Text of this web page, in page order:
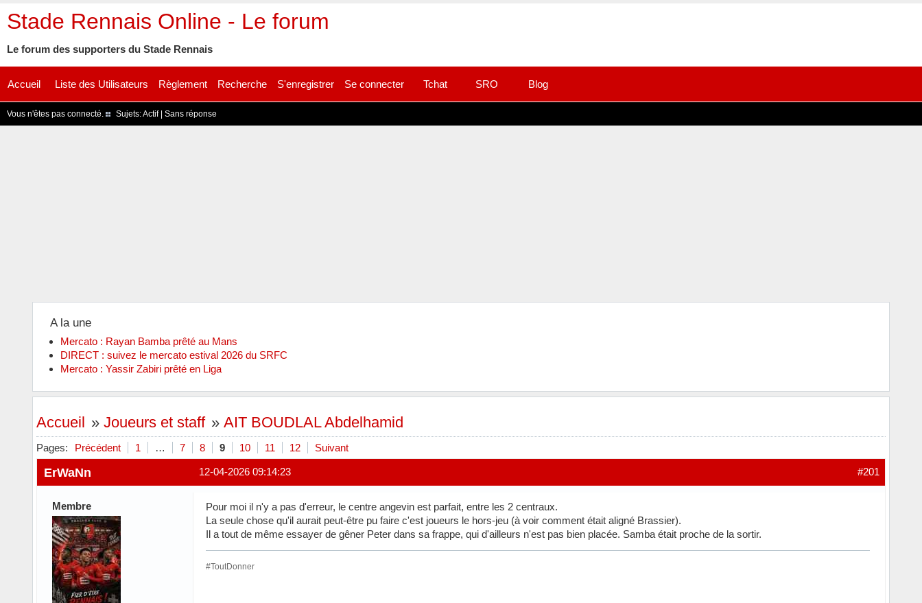
Stade Rennais Online - Le forum
Le forum des supporters du Stade Rennais
Accueil Liste des Utilisateurs Règlement Recherche S'enregistrer Se connecter Tchat SRO Blog
Vous n'êtes pas connecté. Sujets:Actif| Sans réponse
A la une
Mercato : Rayan Bamba prêté au Mans
DIRECT : suivez le mercato estival 2026 du SRFC
Mercato : Yassir Zabiri prêté en Liga
Accueil » Joueurs et staff » AIT BOUDLAL Abdelhamid
Pages: Précédent 1 … 7 8 9 10 11 12 Suivant
#201
12-04-2026 09:14:23
ErWaNn
Membre
Pour moi il n'y a pas d'erreur, le centre angevin est parfait, entre les 2 centraux.
La seule chose qu'il aurait peut-être pu faire c'est joueurs le hors-jeu (à voir comment était aligné Brassier).
Il a tout de même essayer de gêner Peter dans sa frappe, qui d'ailleurs n'est pas bien placée. Samba était proche de la sortir.
#ToutDonner